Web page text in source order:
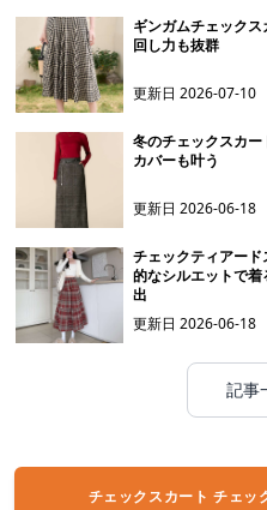
ギンガムチェック
回し力も抜群
更新日2026-07-10
冬のチェックスカ
カバーも叶う
更新日2026-06-18
チェックティアー
的なシルエットで
出
更新日2026-06-18
記事
チェックスカート チェッ